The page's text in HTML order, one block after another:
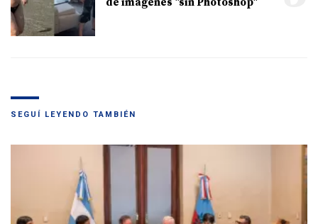
SEGUÍ LEYENDO TAMBIÉN